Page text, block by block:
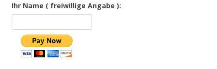
Ihr Name ( freiwillige Angabe ):